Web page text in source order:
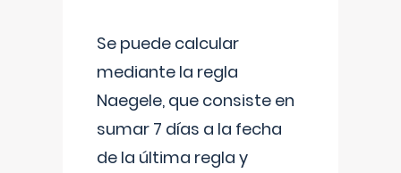
Se puede calcular
mediante la regla
Naegele, que consiste en
sumar 7 días a la fecha
de la última regla y